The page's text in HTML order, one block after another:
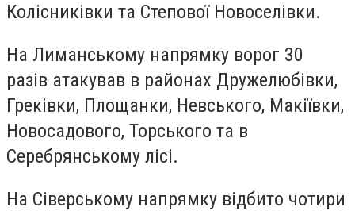
Колісниківки та Степової Новоселівки.
На Лиманському напрямку ворог 30
разів атакував в районах Дружелюбівки,
Греківки, Площанки, Невського, Макіївки,
Новосадового, Торського та в
Серебрянському лісі.
На Сіверському напрямку відбито чотири